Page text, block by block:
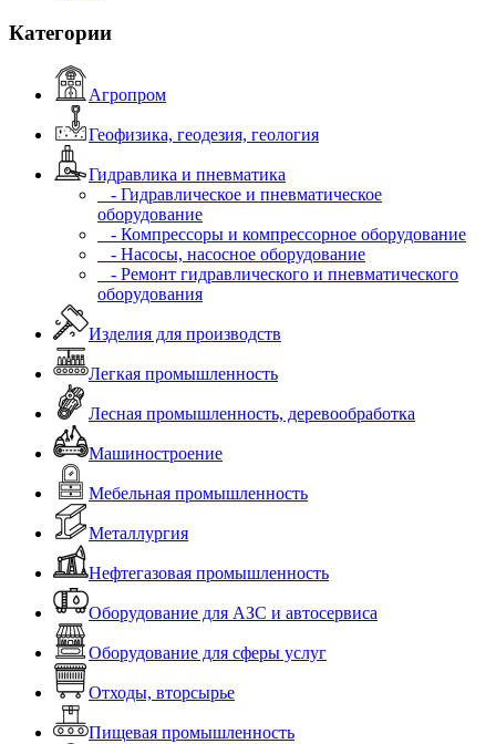
Категории
Агропром
Геофизика, геодезия, геология
Гидравлика и пневматика
- Гидравлическое и пневматическое
оборудование
- Компрессоры и компрессорное оборудование
- Насосы, насосное оборудование
- Ремонт гидравлического и пневматического
оборудования
Изделия для производств
Легкая промышленность
Лесная промышленность, деревообработка
Машиностроение
Мебельная промышленность
Металлургия
Нефтегазовая промышленность
Оборудование для АЗС и автосервиса
Оборудование для сферы услуг
Отходы, вторсырье
Пищевая промышленность